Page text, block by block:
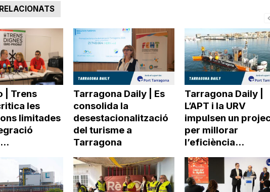
g
o
n
| Trens
les
limitades
Tarragona Daily | Es
consolida la
desestacionalització
del turisme a
Tarragona
Tarragona Daily |
L’APT i la URV
impulsen un
per millorar
l’eficiència...